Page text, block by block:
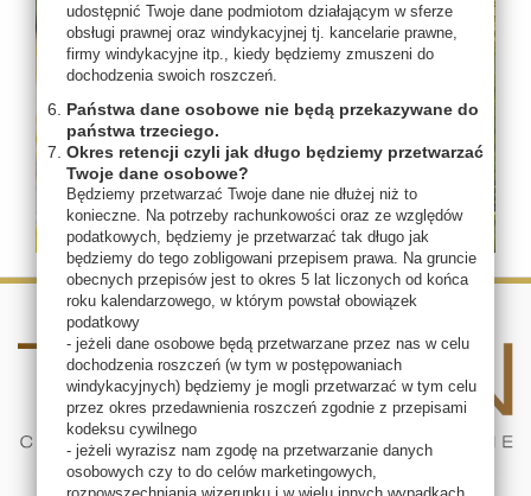
udostępnić Twoje dane podmiotom działającym w sferze
obsługi prawnej oraz windykacyjnej tj. kancelarie prawne,
firmy windykacyjne itp., kiedy będziemy zmuszeni do
dochodzenia swoich roszczeń.
Państwa dane osobowe nie będą przekazywane do
państwa trzeciego.
Okres retencji czyli jak długo będziemy przetwarzać
Twoje dane osobowe?
Będziemy przetwarzać Twoje dane nie dłużej niż to
konieczne. Na potrzeby rachunkowości oraz ze względów
podatkowych, będziemy je przetwarzać tak długo jak
będziemy do tego zobligowani przepisem prawa. Na gruncie
obecnych przepisów jest to okres 5 lat liczonych od końca
roku kalendarzowego, w którym powstał obowiązek
podatkowy
- jeżeli dane osobowe będą przetwarzane przez nas w celu
dochodzenia roszczeń (w tym w postępowaniach
windykacyjnych) będziemy je mogli przetwarzać w tym celu
przez okres przedawnienia roszczeń zgodnie z przepisami
kodeksu cywilnego
- jeżeli wyrazisz nam zgodę na przetwarzanie danych
osobowych czy to do celów marketingowych,
rozpowszechniania wizerunku i w wielu innych wypadkach